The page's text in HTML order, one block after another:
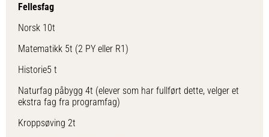
Fellesfag
Norsk 10t
Matematikk 5t (2 PY eller R1)
Historie5 t
Naturfag påbygg 4t (elever som har fullført dette, velger et
ekstra fag fra programfag)
Kroppsøving 2t